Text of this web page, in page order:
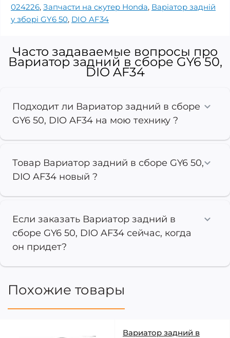
024226, Запчасти на скутер Honda, Варіатор задній
у зборі GY6 50, DIO AF34
Часто задаваемые вопросы про
Вариатор задний в сборе GY6 50,
DIO AF34
Подходит ли Вариатор задний в сборе
GY6 50, DIO AF34 на мою технику ?
Товар Вариатор задний в сборе GY6 50,
DIO AF34 новый ?
Если заказать Вариатор задний в
сборе GY6 50, DIO AF34 сейчас, когда
он придет?
Похожие товары
Вариатор задний в